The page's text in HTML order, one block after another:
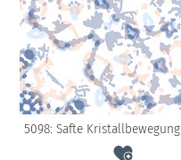
5098: Safte Kristallbewegung